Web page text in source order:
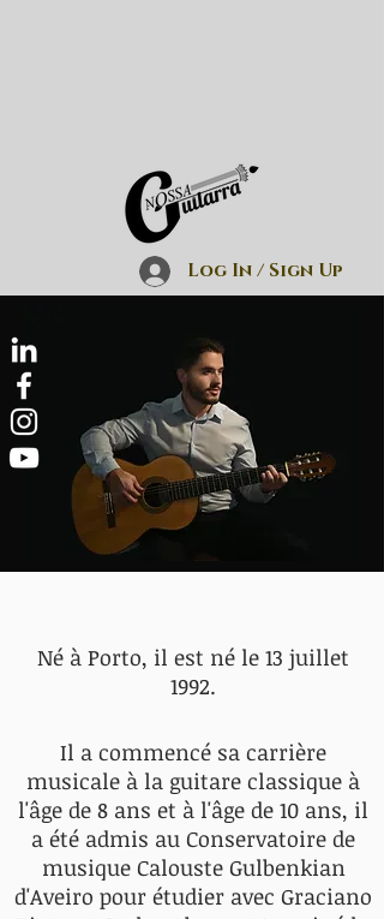
Log In / Sign Up
Né à Porto, il est né le 13 juillet
1992.
Il a commencé sa carrière
musicale à la guitare classique à
l'âge de 8 ans et à l'âge de 10 ans, il
a été admis au Conservatoire de
musique Calouste Gulbenkian
d'Aveiro pour étudier avec Graciano